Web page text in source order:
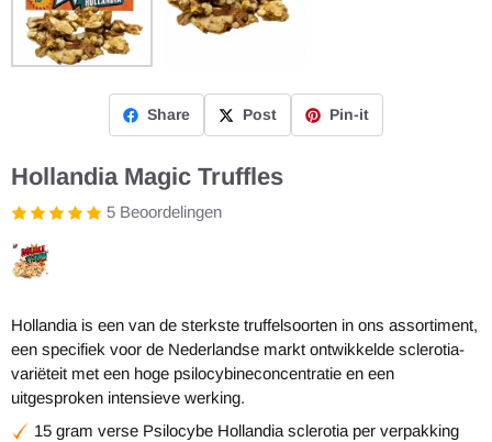
Share Post Pin-it
Hollandia Magic Truffles
5 Beoordelingen
Hollandia is een van de sterkste truffelsoorten in ons assortiment,
een specifiek voor de Nederlandse markt ontwikkelde sclerotia-
variëteit met een hoge psilocybineconcentratie en een
uitgesproken intensieve werking.
15 gram verse Psilocybe Hollandia sclerotia per verpakking